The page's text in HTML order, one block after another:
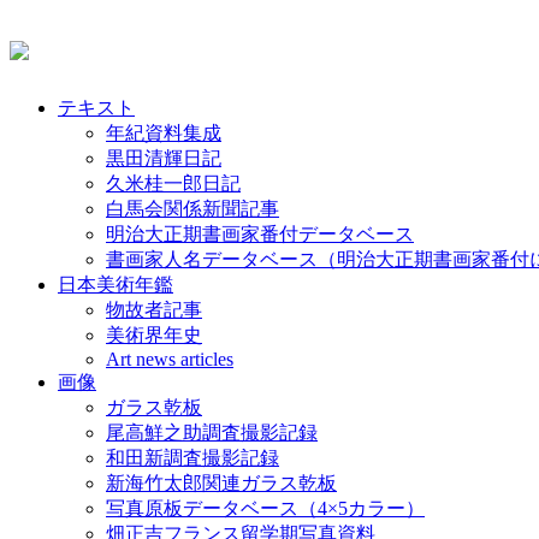
テキスト
年紀資料集成
黒田清輝日記
久米桂一郎日記
白馬会関係新聞記事
明治大正期書画家番付データベース
書画家人名データベース（明治大正期書画家番付
日本美術年鑑
物故者記事
美術界年史
Art news articles
画像
ガラス乾板
尾高鮮之助調査撮影記録
和田新調査撮影記録
新海竹太郎関連ガラス乾板
写真原板データベース（4×5カラー）
畑正吉フランス留学期写真資料